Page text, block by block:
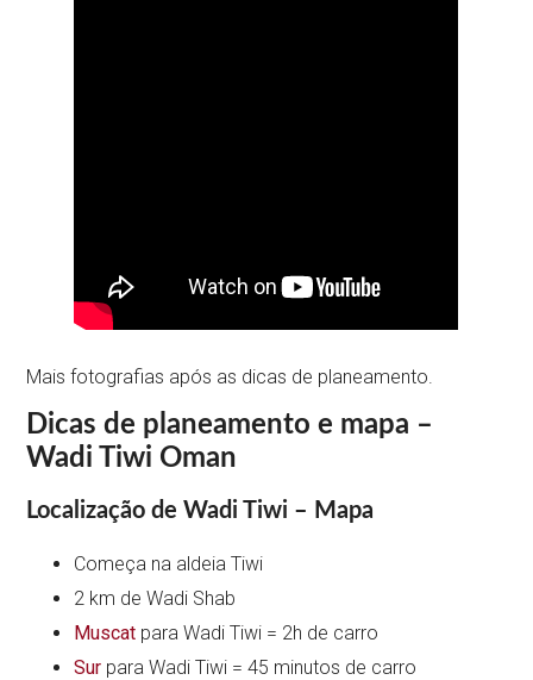
Mais fotografias após as dicas de planeamento.
Dicas de planeamento e mapa –
Wadi Tiwi Oman
Localização de Wadi Tiwi – Mapa
Começa na aldeia Tiwi
2 km de Wadi Shab
Muscat para Wadi Tiwi = 2h de carro
Sur para Wadi Tiwi = 45 minutos de carro